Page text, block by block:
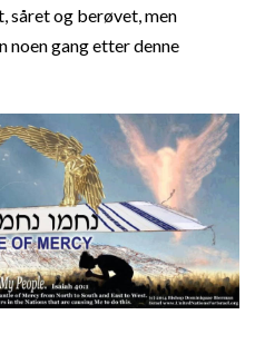
såret og berøvet, men
noen gang etter denne